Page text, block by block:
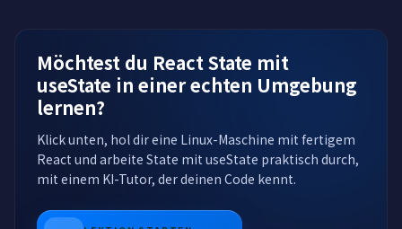
Möchtest du React State mit
useState in einer echten Umgebung
lernen?
Klick unten, hol dir eine Linux-Maschine mit fertigem
React und arbeite State mit useState praktisch durch,
mit einem KI-Tutor, der deinen Code kennt.